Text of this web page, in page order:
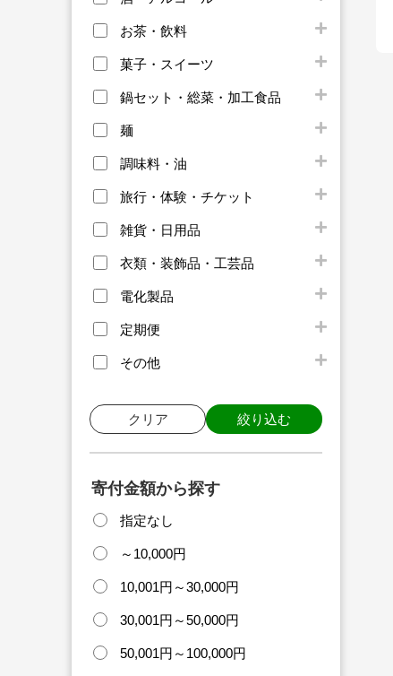
お茶・飲料
菓子・スイーツ
鍋セット・総菜・加工食品
麺
調味料・油
旅行・体験・チケット
雑貨・日用品
衣類・装飾品・工芸品
電化製品
定期便
その他
クリア 絞り込む
寄付金額から探す
指定なし
～10,000円
10,001円～30,000円
30,001円～50,000円
50,001円～100,000円